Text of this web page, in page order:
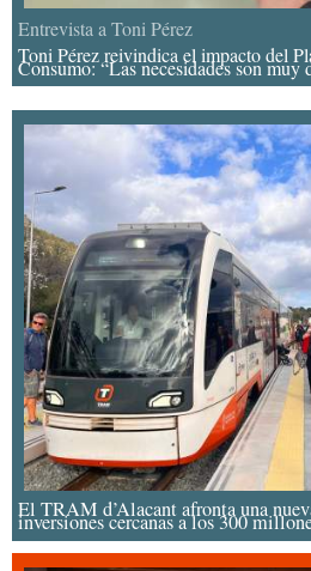
Entrevista a Toni Pérez
Toni Pérez reivindica el impacto del
Consumo: “Las necesidades son muy
El TRAM d’Alacant afronta una
inversiones cercanas a los 300